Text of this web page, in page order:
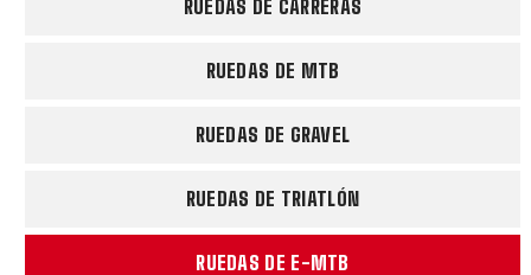
RUEDAS DE CARRERAS
RUEDAS DE MTB
RUEDAS DE GRAVEL
RUEDAS DE TRIATLÓN
RUEDAS DE E-MTB